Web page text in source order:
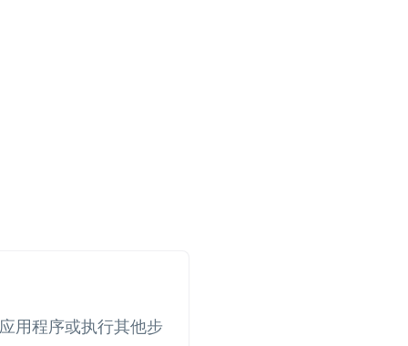
用程序或执行其他步